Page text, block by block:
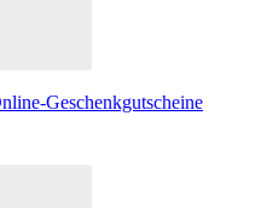
Geschenkgutscheine